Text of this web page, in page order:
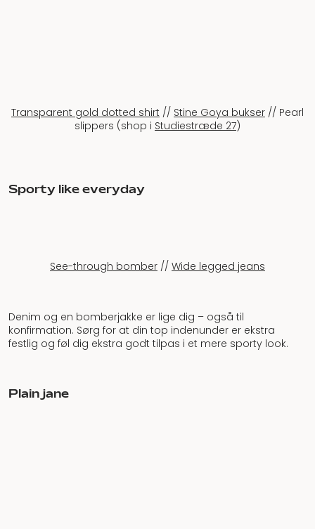
Transparent gold dotted shirt // Stine Goya bukser // Pearl
slippers (shop i Studiestræde 27)
Sporty like everyday
See-through bomber // Wide legged jeans
Denim og en bomberjakke er lige dig – også til
konfirmation. Sørg for at din top indenunder er ekstra
festlig og føl dig ekstra godt tilpas i et mere sporty look.
Plain jane